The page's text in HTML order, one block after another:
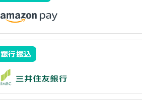
銀行振込